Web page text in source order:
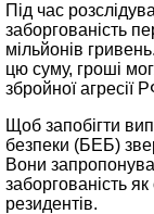
Під час
заборгованість
мільйонів
цю суму, гроші
збройної агресії
Щоб запобігти
безпеки (БЕБ)
Вони
заборгованість
резидентів.